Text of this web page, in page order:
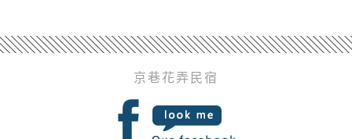
京巷花弄民宿